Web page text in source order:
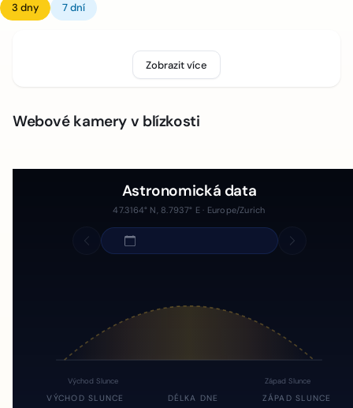
3 dny 7 dní
Zobrazit více
Webové kamery v blízkosti
Astronomická data
47.3164° N, 8.7937° E · Europe/Zurich
Východ Slunce Západ Slunce
VÝCHOD SLUNCE DÉLKA DNE ZÁPAD SLUNCE